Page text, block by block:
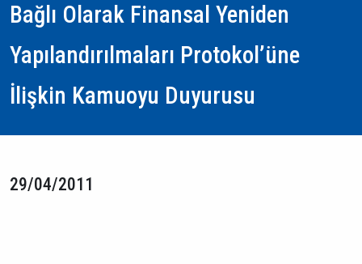
Bağlı Olarak Finansal Yeniden
Yapılandırılmaları Protokol’üne
İlişkin Kamuoyu Duyurusu
29/04/2011